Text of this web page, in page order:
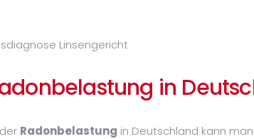
Linsengericht
in
Radonbelastung in Deutschland kann